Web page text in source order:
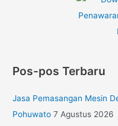
Pos-pos Terbaru
Jasa Pemasangan Mesin
Pohuwato 7 Agustus 2026